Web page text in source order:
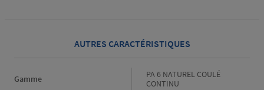
AUTRES CARACTÉRISTIQUES
Gamme Gamme
PA 6 NATUREL COULÉ
CONTINU